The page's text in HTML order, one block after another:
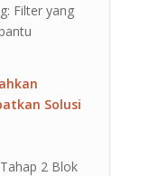
Filter yang
Solusi
2 Blok